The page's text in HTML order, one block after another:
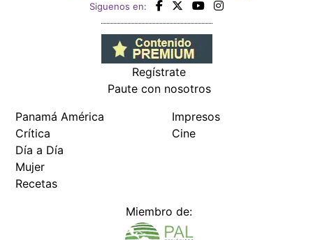
Siguenos en:
Regístrate
Paute con nosotros
Panamá América
Crítica
Día a Día
Mujer
Recetas
Impresos
Cine
Miembro de: